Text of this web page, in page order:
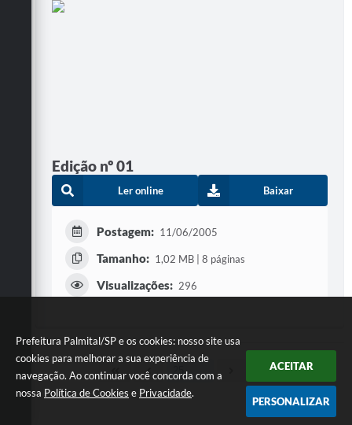
Prefeitura Palmital/SP e os cookies: nosso site usa
cookies para melhorar a sua experiência de
navegação. Ao continuar você concorda com a
nossa Política de Cookies e Privacidade.
ACEITAR
PERSONALIZAR
Edição nº 01
Ler online Baixar
Postagem: 11/06/2005
Tamanho: 1,02 MB | 8 páginas
Visualizações: 296